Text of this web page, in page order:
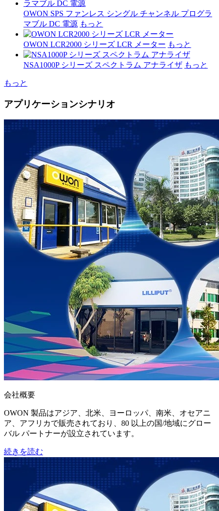
OWON SPS ファンレス シングル チャンネル プログラ
マブル DC 電源 もっと
OWON LCR2000 シリーズ LCR メーター もっと
NSA1000P シリーズ スペクトラム アナライザ もっと
もっと
アプリケーションシナリオ
会社概要
OWON 製品はアジア、北米、ヨーロッパ、南米、オセアニ
ア、アフリカで販売されており、80 以上の国/地域にグロー
バル パートナーが設立されています。
続きを読む